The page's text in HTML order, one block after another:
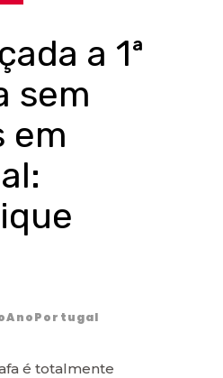
a 1ª
sem
em
é totalmente